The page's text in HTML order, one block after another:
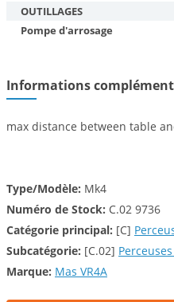
OUTILLAGES
Pompe d'arrosage
Informations
max distance between table
Type/Modèle: Mk4
Numéro de Stock: C.02 9736
Catégorie principal: [C]
Subcatégorie: [C.02]
Marque: Mas VR4A